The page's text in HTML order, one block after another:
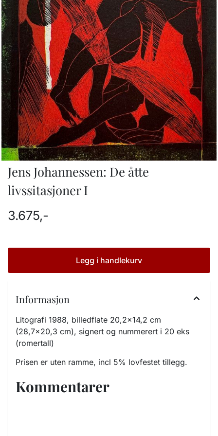
Jens Johannessen: De åtte
livssitasjoner I
3.675,-
Legg i handlekurv
Informasjon
Litografi 1988, billedflate 20,2x14,2 cm
(28,7x20,3 cm), signert og nummerert i 20 eks
(romertall)
Prisen er uten ramme, incl 5% lovfestet tillegg.
Kommentarer